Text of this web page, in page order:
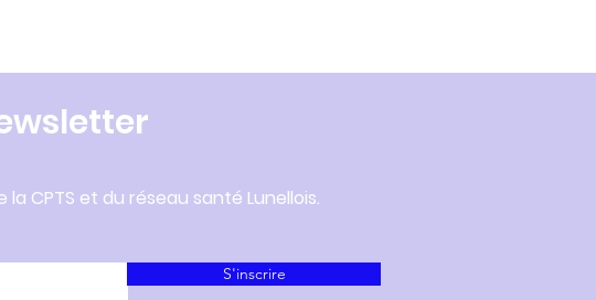
CPTS et du réseau santé Lunellois.
S'inscrire